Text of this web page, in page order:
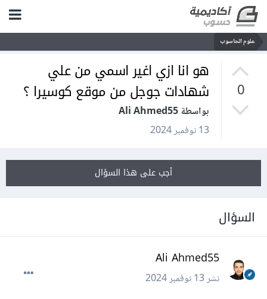
علوم الحاسوب
0
هو انا ازي اغير اسمي من علي
شهادات جوجل من موقع كوسيرا ؟
بواسطة Ali Ahmed55
13 نوفمبر 2024
أجب على هذا السؤال
السؤال
Ali Ahmed55
نشر13 نوفمبر 2024